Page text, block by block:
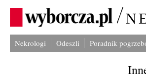
Nekrologi Odeszli Poradnik